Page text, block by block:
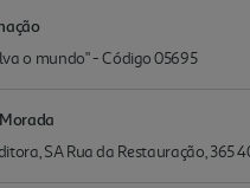
o mundo" - Código 05695
SA Rua da Restauração,